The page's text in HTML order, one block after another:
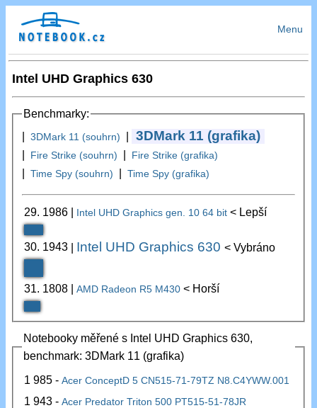
Menu
Intel UHD Graphics 630
Benchmarky:
|3DMark 11 (souhrn) 3DMark 11 (grafika)
Fire Strike (souhrn) Fire Strike (grafika)
|Time Spy (souhrn) |Time Spy (grafika)
29. 1986 Intel UHD Graphics gen. 10 64 bit< Lepší
30. 1943 Intel UHD Graphics 630< Vybráno
31. 1808 |AMD Radeon R5 M430< Horší
Notebooky měřené s Intel UHD Graphics 630,
benchmark: 3DMark 11 (grafika)
1 985 -Acer ConceptD 5 CN515-71-79TZ N8.C4YWW.001
1 943 -Acer Predator Triton 500 PT515-51-78JR